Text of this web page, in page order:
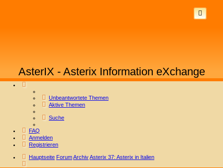
AsterIX - Asterix Information eXchange
Unbeantwortete Themen
Aktive Themen
Suche
FAQ
Anmelden
Registrieren
Hauptseite ForumArchivAsterix 37: Asterix in Italien